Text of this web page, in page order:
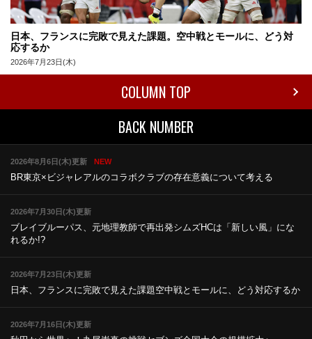
日本、フランスに完敗で見えた課題。空中戦とモールに、どう対
応するか
2026年7月23日(木)
COLUMN TOP
BACK NUMBER
2026年8月6日(木)更新 NEW
BR東京×ビジャレアルのコラボクラブの存在意義について考える
2026年7月30日(木)更新
ブレイブルーパス、元地理教師で再出発シムズHCは「新しい風」にな
れるか!?
2026年7月23日(木)更新
日本、フランスに完敗で見えた課題空中戦とモールに、どう対応するか
2026年7月16日(木)更新